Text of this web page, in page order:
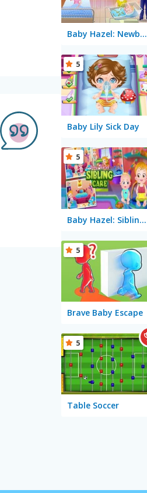
Baby Hazel: Newborn Baby
Baby Lily Sick Day
5
Baby Hazel: Sibling Care
5
Brave Baby Escape
5
Table Soccer
5